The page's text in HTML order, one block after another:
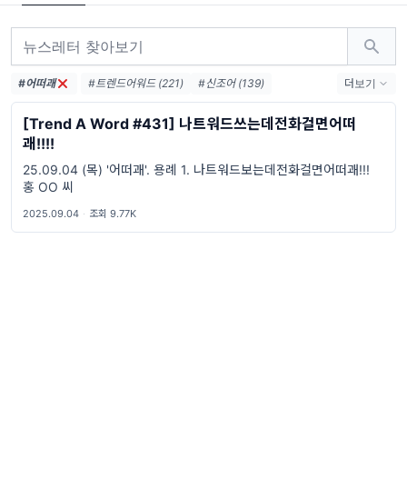
#어떠괘 #트렌드어워드 (221)
#신조어 (139)
#trendaword (117)
#유행어 (57)
#휴재 (29)
#트렌드어워드뉴스레터 (27)
#요즘밈 (27)
#밈 (24)
#MZ세대 (23)
#밈추천 (22)
더보기
[Trend A Word #431] 나트워드쓰는데전화걸면어떠
괘!!!!
25.09.04 (목) '어떠괘'. 용례 1. 나트워드보는데전화걸면어떠괘!!!
홍 OO 씨
2025.09.04 · 조회 9.77K